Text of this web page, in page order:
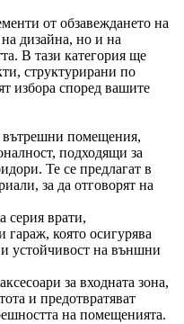
от обзавеждането на
дизайна, но и на
В тази категория ще
структурирани по
избора според вашите
вътрешни помещения,
подходящи за
Те се предлагат в
за да отговорят на
серия врати,
гараж, която осигурява
устойчивост на външни
за входната зона,
и предотвратяват
на помещенията.